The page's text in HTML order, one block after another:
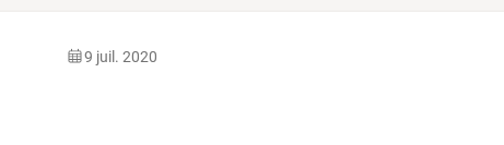
9 juil. 2020